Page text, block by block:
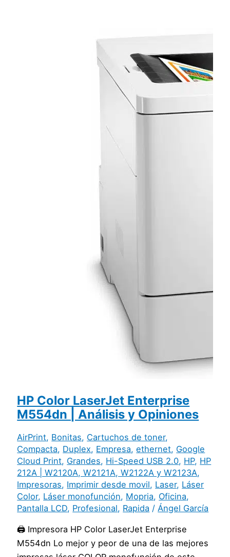
HP Color LaserJet Enterprise
M554dn | Análisis y Opiniones
AirPrint, Bonitas, Cartuchos de toner,
Compacta, Duplex, Empresa,ethernet, Google
Cloud Print, Grandes, Hi-Speed USB 2.0, HP, HP
212A | W2120A, W2121A, W2122A y W2123A,
Impresoras, Imprimir desde movil, Laser, Láser
Color, Láser monofunción, Mopria, Oficina,
Pantalla LCD, Profesional, Rapida / Ángel García
🖨️ Impresora HP Color LaserJet Enterprise
M554dn Lo mejor y peor de una de las mejores